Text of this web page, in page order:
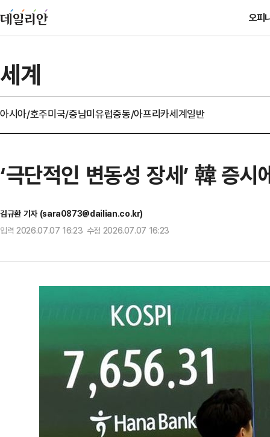
오피
세계
아시아/호주미국/중남미유럽중동/아프리카세계일반
‘극단적인 변동성 장세’ 韓 증
김규환 기자 (sara0873@dailian.co.kr)
입력 2026.07.07 16:23 수정 2026.07.07 16:23